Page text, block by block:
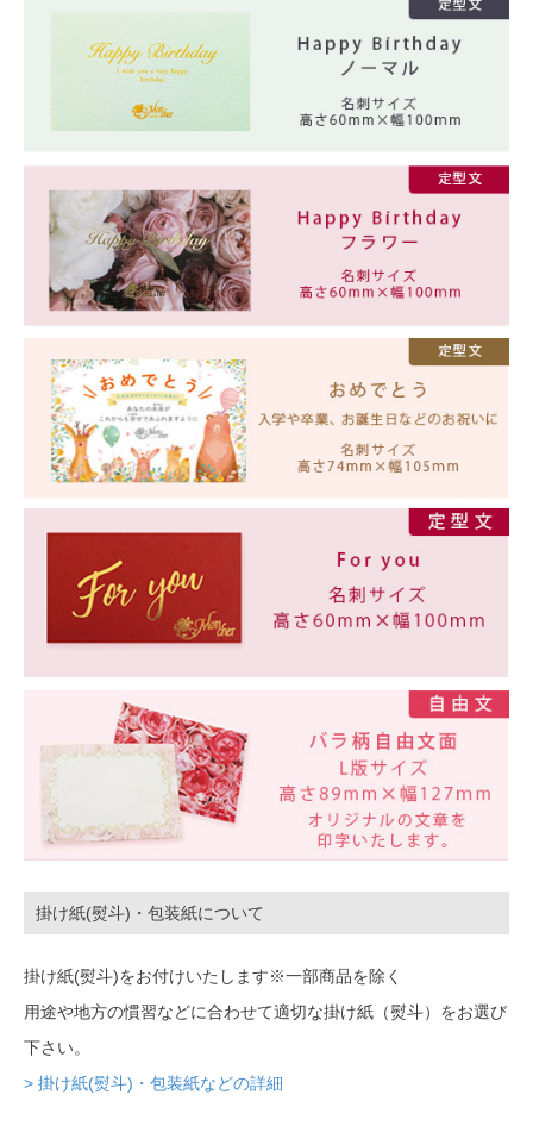
掛け紙(熨斗)・包装紙について
掛け紙(熨斗)をお付けいたします※一部商品を除く
用途や地方の慣習などに合わせて適切な掛け紙（熨斗）をお選び
下さい。
> 掛け紙(熨斗)・包装紙などの詳細